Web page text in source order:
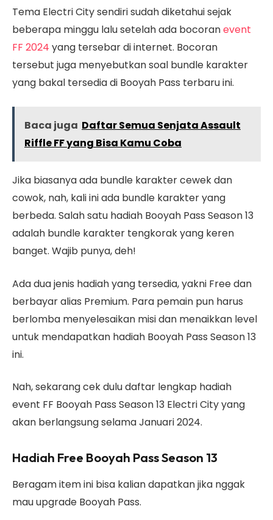
Tema Electri City sendiri sudah diketahui sejak
beberapa minggu lalu setelah ada bocoranevent
FF 2024 yang tersebar di internet. Bocoran
tersebut juga menyebutkan soal bundle karakter
yang bakal tersedia di Booyah Pass terbaru ini.
Baca juga Daftar Semua Senjata Assault
Riffle FF yang Bisa Kamu Coba
Jika biasanya ada bundle karakter cewek dan
cowok, nah, kali ini ada bundle karakter yang
berbeda. Salah satu hadiah Booyah Pass Season 13
adalah bundle karakter tengkorak yang keren
banget. Wajib punya, deh!
Ada dua jenis hadiah yang tersedia, yakni Free dan
berbayar alias Premium. Para pemain pun harus
berlomba menyelesaikan misi dan menaikkan level
untuk mendapatkan hadiah Booyah Pass Season 13
ini.
Nah, sekarang cek dulu daftar lengkap hadiah
event FF Booyah Pass Season 13 Electri City yang
akan berlangsung selama Januari 2024.
Hadiah Free Booyah Pass Season 13
Beragam item ini bisa kalian dapatkan jika nggak
mau upgrade Booyah Pass.